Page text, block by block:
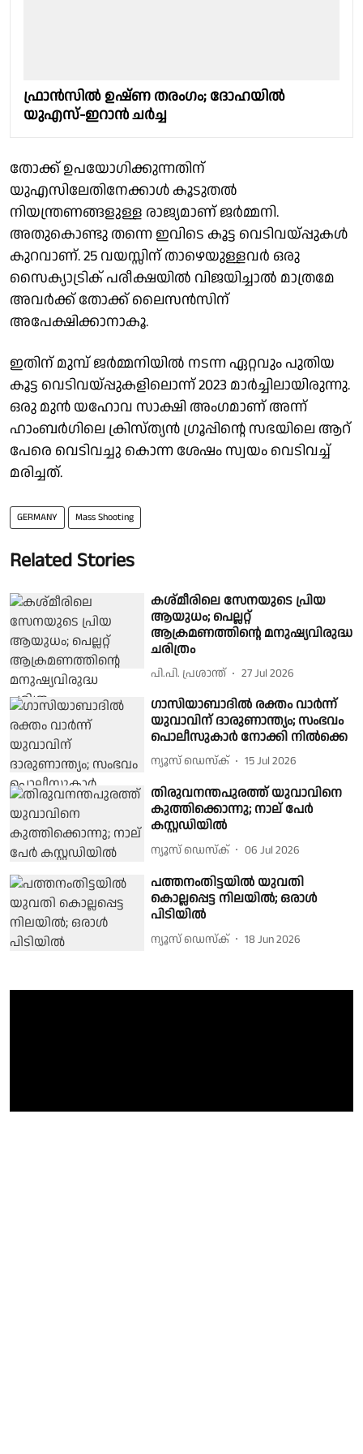
ഫ്രാന്‍സില്‍ ഉഷ്ണ തരംഗം; ദോഹയില്‍
യുഎസ്-ഇറാന്‍ ചര്‍ച്ച
തോക്ക് ഉപയോഗിക്കുന്നതിന്
യുഎസിലേതിനേക്കാൾ കൂടുതൽ
നിയന്ത്രണങ്ങളുള്ള രാജ്യമാണ് ജർമ്മനി.
അതുകൊണ്ടു തന്നെ ഇവിടെ കൂട്ട വെടിവയ്പ്പുകൾ
കുറവാണ്. 25 വയസ്സിന് താഴെയുള്ളവർ ഒരു
സൈക്യാട്രിക് പരീക്ഷയിൽ വിജയിച്ചാൽ മാത്രമേ
അവർക്ക് തോക്ക് ലൈസൻസിന്
അപേക്ഷിക്കാനാകൂ.
ഇതിന് മുമ്പ് ജർമ്മനിയിൽ നടന്ന ഏറ്റവും പുതിയ
കൂട്ട വെടിവയ്പ്പുകളിലൊന്ന് 2023 മാർച്ചിലായിരുന്നു.
ഒരു മുൻ യഹോവ സാക്ഷി അംഗമാണ് അന്ന്
ഹാംബർഗിലെ ക്രിസ്ത്യൻ ഗ്രൂപ്പിൻ്റെ സഭയിലെ ആറ്
പേരെ വെടിവച്ചു കൊന്ന ശേഷം സ്വയം വെടിവച്ച്
മരിച്ചത്.
GERMANY Mass Shooting
Related Stories
കശ്മീരിലെ സേനയു​ടെ പ്രിയ
ആയുധം; പെല്ലറ്റ്
ആക്രമണത്തിന്റെ മനുഷ്യവിരുദ്ധ
ചരിത്രം
പി.പി. പ്രശാന്ത് 27 Jul 2026
ഗാസിയാബാദിൽ രക്തം വാർന്ന്
യുവാവിന് ദാരുണാന്ത്യം; സംഭവം
പൊലീസുകാർ നോക്കി നിൽക്കെ
ന്യൂസ് ഡെസ്ക് 15 Jul 2026
തിരുവനന്തപുരത്ത് യുവാവിനെ
കുത്തിക്കൊന്നു; നാല് പേർ
കസ്റ്റഡിയിൽ
ന്യൂസ് ഡെസ്ക് 06 Jul 2026
പത്തനംതിട്ടയിൽ യുവതി
കൊല്ലപ്പെട്ട നിലയിൽ; ഒരാൾ
പിടിയിൽ
ന്യൂസ് ഡെസ്ക് 18 Jun 2026